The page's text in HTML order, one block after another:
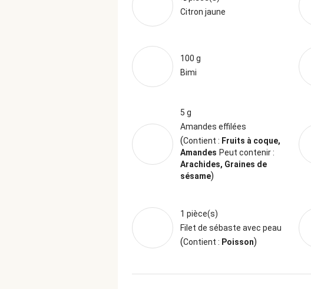
Citron jaune
100 g
Bimi
5 g
Amandes effilées
(Contient : Fruits à coque,
Amandes Peut contenir :
Arachides, Graines de
sésame)
1 pièce(s)
Filet de sébaste avec peau
(Contient : Poisson)